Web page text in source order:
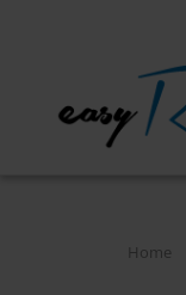
Home